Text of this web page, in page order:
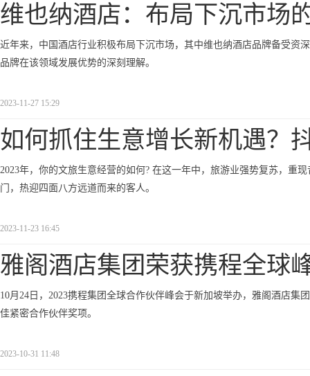
维也纳酒店：布局下沉市场
近年来，中国酒店行业积极布局下沉市场，其中维也纳酒店品牌备受资
品牌在该领域发展优势的深刻理解。
2023-11-27 15:29
如何抓住生意增长新机遇？
2023年，你的文旅生意经营的如何? 在这一年中，旅游业强势复苏，重
门，热迎四面八方远道而来的客人。
2023-11-23 16:45
雅阁酒店集团荣获携程全球
10月24日，2023携程集团全球合作伙伴峰会于新加坡举办，雅阁酒店
佳紧密合作伙伴奖项。
2023-10-31 11:48